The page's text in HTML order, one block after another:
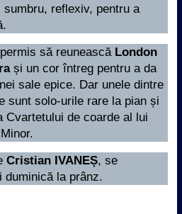
reflexiv, pentru a
să reunească London
și un cor întreg pentru a da
sale epice. Dar unele dintre
sunt solo-urile rare la pian și
Cvartetului de coarde al lui
Cristian IVANEȘ, se
duminică la prânz.